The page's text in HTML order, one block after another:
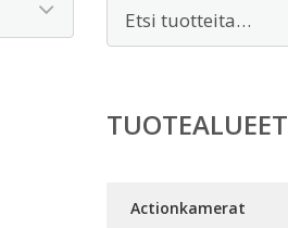
TUOTEALUEET
Actionkamerat